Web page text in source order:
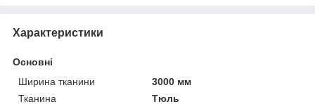
Характеристики
Основні
Ширина тканини
3000 мм
Тканина
Тюль